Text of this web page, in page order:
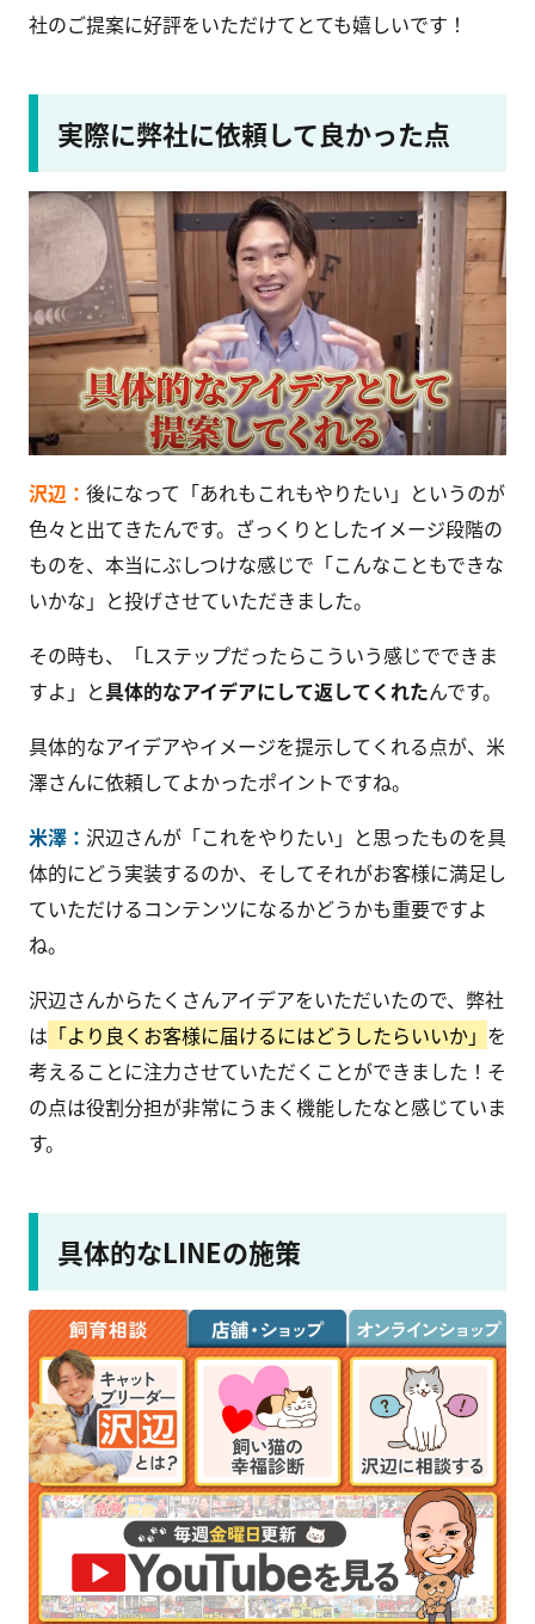
社のご提案に好評をいただけてとても嬉しいです！
実際に弊社に依頼して良かった点
沢辺： 後になって「あれもこれもやりたい」というのが
色々と出てきたんです。ざっくりとしたイメージ段階の
ものを、本当にぶしつけな感じで「こんなこともできな
いかな」と投げさせていただきました。
その時も、「Lステップだったらこういう感じでできま
すよ」と具体的なアイデアにして返してくれたんです。
具体的なアイデアやイメージを提示してくれる点が、米
澤さんに依頼してよかったポイントですね。
米澤： 沢辺さんが「これをやりたい」と思ったものを具
体的にどう実装するのか、そしてそれがお客様に満足し
ていただけるコンテンツになるかどうかも重要ですよ
ね。
沢辺さんからたくさんアイデアをいただいたので、弊社
は 「より良くお客様に届けるにはどうしたらいいか」 を
考えることに注力させていただくことができました！そ
の点は役割分担が非常にうまく機能したなと感じていま
す。
具体的なLINEの施策